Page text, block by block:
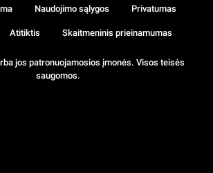
jos patronuojamosios įmonės. Visos teisės
saugomos.
Naudojimo sąlygos Privatumas
Atitiktis Skaitmeninis prieinamumas